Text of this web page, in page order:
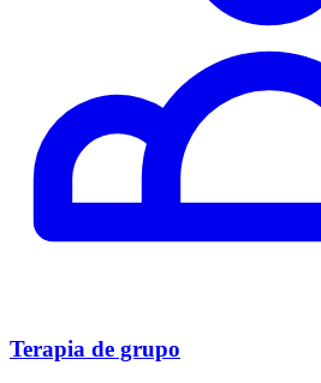
Terapia de grupo